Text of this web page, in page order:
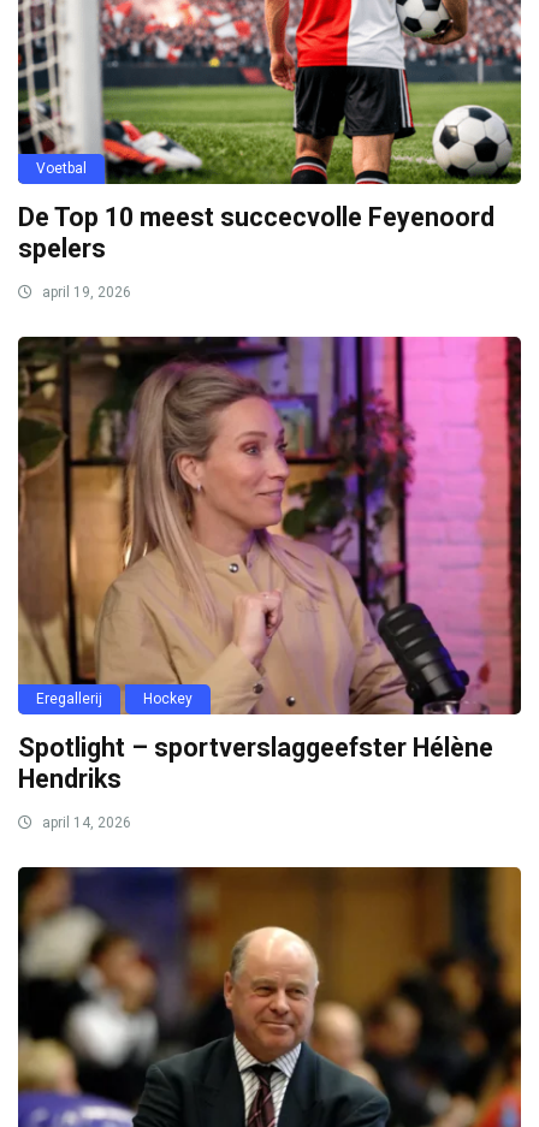
Voetbal
De Top 10 meest succecvolle Feyenoord
spelers
april 19, 2026
Eregallerij Hockey
Spotlight – sportverslaggeefster Hélène
Hendriks
april 14, 2026